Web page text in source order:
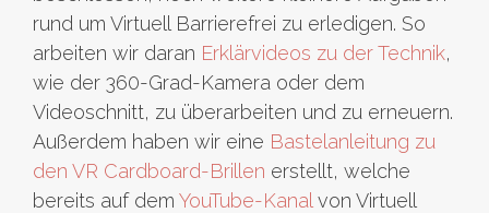
rund um Virtuell Barrierefrei zu erledigen. So
arbeiten wir daran Erklärvideos zu der Technik,
wie der 360-Grad-Kamera oder dem
Videoschnitt, zu überarbeiten und zu erneuern.
Außerdem haben wir eine Bastelanleitung zu
den VR Cardboard-Brillen erstellt, welche
bereits auf dem YouTube-Kanal von Virtuell